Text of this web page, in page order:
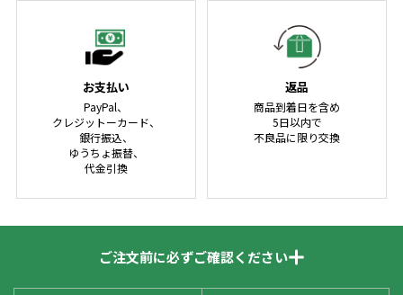
お支払い
PayPal、
クレジットーカード、
銀行振込、
ゆうちょ振替、
代金引換
返品
商品到着日を含め
5日以内で
不良品に限り交換
ご注文前に必ずご確認ください